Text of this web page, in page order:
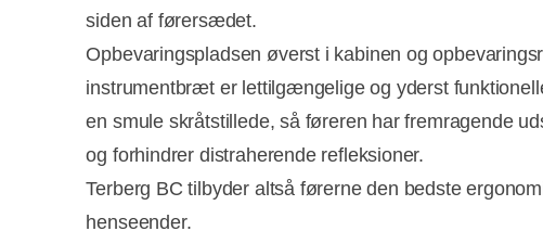
siden af førersædet.
Opbevaringspladsen øverst i kabinen og
instrumentbræt er lettilgængelige og yderst
en smule skråtstillede, så føreren har fremragende
og forhindrer distraherende refleksioner.
Terberg BC tilbyder altså førerne den bedste
henseender.